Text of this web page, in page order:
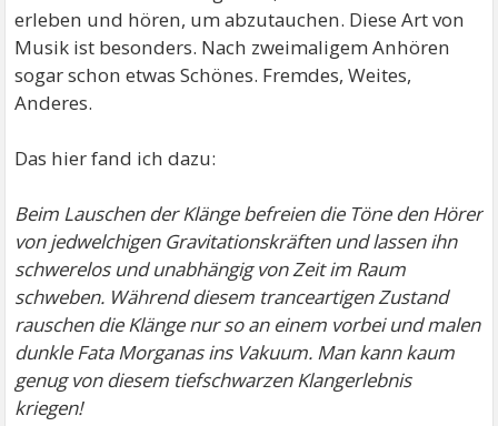
erleben und hören, um abzutauchen. Diese Art von
Musik ist besonders. Nach zweimaligem Anhören
sogar schon etwas Schönes. Fremdes, Weites,
Anderes.
Das hier fand ich dazu:
Beim Lauschen der Klänge befreien die Töne den Hörer
von jedwelchigen Gravitationskräften und lassen ihn
schwerelos und unabhängig von Zeit im Raum
schweben. Während diesem tranceartigen Zustand
rauschen die Klänge nur so an einem vorbei und malen
dunkle Fata Morganas ins Vakuum. Man kann kaum
genug von diesem tiefschwarzen Klangerlebnis
kriegen!